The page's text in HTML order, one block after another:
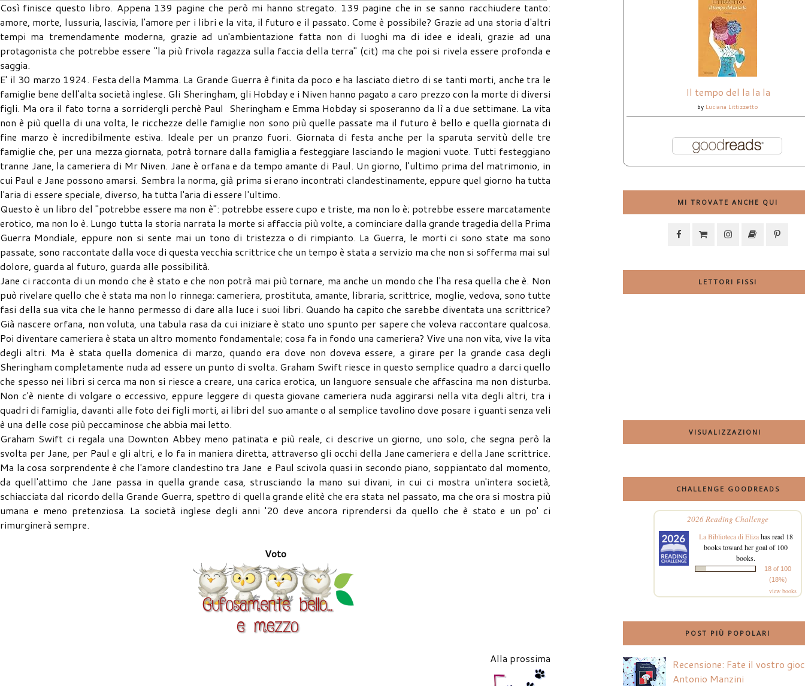
Così finisce questo libro. Appena 139 pagine che però mi hanno stregato. 139 pagine che in se sanno racchiudere tanto:
amore, morte, lussuria, lascivia, l'amore per i libri e la vita, il futuro e il passato. Come è possibile? Grazie ad una storia d'altri
tempi ma tremendamente moderna, grazie ad un'ambientazione fatta non di luoghi ma di idee e ideali, grazie ad una
protagonista che potrebbe essere "la più frivola ragazza sulla faccia della terra" (cit) ma che poi si rivela essere profonda e
saggia.
E' il 30 marzo 1924. Festa della Mamma. La Grande Guerra è finita da poco e ha lasciato dietro di se tanti morti, anche tra le
famiglie bene dell'alta società inglese. Gli Sheringham, gli Hobday e i Niven hanno pagato a caro prezzo con la morte di diversi
figli. Ma ora il fato torna a sorridergli perchè Paul Sheringham e Emma Hobday si sposeranno da lì a due settimane. La vita
non è più quella di una volta, le ricchezze delle famiglie non sono più quelle passate ma il futuro è bello e quella giornata di
fine marzo è incredibilmente estiva. Ideale per un pranzo fuori. Giornata di festa anche per la sparuta servitù delle tre
famiglie che, per una mezza giornata, potrà tornare dalla famiglia a festeggiare lasciando le magioni vuote. Tutti festeggiano
tranne Jane, la cameriera di Mr Niven. Jane è orfana e da tempo amante di Paul. Un giorno, l'ultimo prima del matrimonio, in
cui Paul e Jane possono amarsi. Sembra la norma, già prima si erano incontrati clandestinamente, eppure quel giorno ha tutta
l'aria di essere speciale, diverso, ha tutta l'aria di essere l'ultimo.
Questo è un libro del "potrebbe essere ma non è": potrebbe essere cupo e triste, ma non lo è; potrebbe essere marcatamente
erotico, ma non lo è. Lungo tutta la storia narrata la morte si affaccia più volte, a cominciare dalla grande tragedia della Prima
Guerra Mondiale, eppure non si sente mai un tono di tristezza o di rimpianto. La Guerra, le morti ci sono state ma sono
passate, sono raccontate dalla voce di questa vecchia scrittrice che un tempo è stata a servizio ma che non si sofferma mai sul
dolore, guarda al futuro, guarda alle possibilità.
Jane ci racconta di un mondo che è stato e che non potrà mai più tornare, ma anche un mondo che l'ha resa quella che è. Non
può rivelare quello che è stata ma non lo rinnega: cameriera, prostituta, amante, libraria, scrittrice, moglie, vedova, sono tutte
fasi della sua vita che le hanno permesso di dare alla luce i suoi libri. Quando ha capito che sarebbe diventata una scrittrice?
Già nascere orfana, non voluta, una tabula rasa da cui iniziare è stato uno spunto per sapere che voleva raccontare qualcosa.
Poi diventare cameriera è stata un altro momento fondamentale; cosa fa in fondo una cameriera? Vive una non vita, vive la vita
degli altri. Ma è stata quella domenica di marzo, quando era dove non doveva essere, a girare per la grande casa degli
Sheringham completamente nuda ad essere un punto di svolta. Graham Swift riesce in questo semplice quadro a darci quello
che spesso nei libri si cerca ma non si riesce a creare, una carica erotica, un languore sensuale che affascina ma non disturba.
Non c'è niente di volgare o eccessivo, eppure leggere di questa giovane cameriera nuda aggirarsi nella vita degli altri, tra i
quadri di famiglia, davanti alle foto dei figli morti, ai libri del suo amante o al semplice tavolino dove posare i guanti senza veli
è una delle cose più peccaminose che abbia mai letto.
Graham Swift ci regala una Downton Abbey meno patinata e più reale, ci descrive un giorno, uno solo, che segna però la
svolta per Jane, per Paul e gli altri, e lo fa in maniera diretta, attraverso gli occhi della Jane cameriera e della Jane scrittrice.
Ma la cosa sorprendente è che l'amore clandestino tra Jane e Paul scivola quasi in secondo piano, soppiantato dal momento,
da quell'attimo che Jane passa in quella grande casa, strusciando la mano sui divani, in cui ci mostra un'intera società,
schiacciata dal ricordo della Grande Guerra, spettro di quella grande elitè che era stata nel passato, ma che ora si mostra più
umana e meno pretenziosa. La società inglese degli anni '20 deve ancora riprendersi da quello che è stato e un po' ci
rimurginerà sempre.
Voto
Alla prossima
Il tempo del la la la
by Luciana Littizzetto
MI TROVATE ANCHE QUI
LETTORI FISSI
VISUALIZZAZIONI
CHALLENGE GOODREADS
2026 Reading Challenge
La Biblioteca di Elizahas read 18
books toward her goal of 100
books.
18 of 100
(18%)
view books
POST PIÙ POPOLARI
Recensione: Fate il vostro
Antonio Manzini